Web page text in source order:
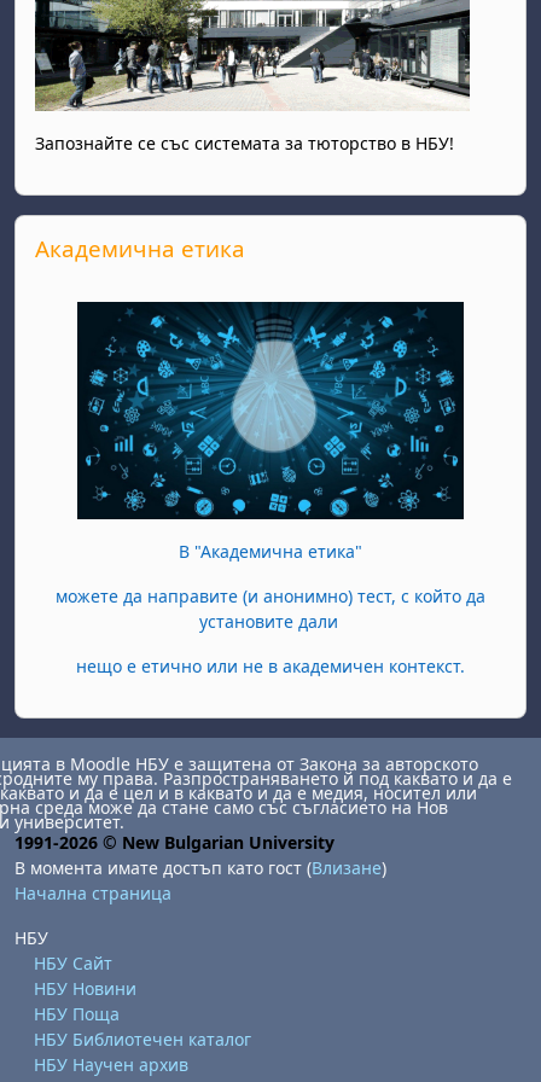
Запознайте се със системата за тюторство в НБУ!
Прескочи Академична етика
Академична етика
В "Академична етика"
можете да направите (и анонимно) тест, с който да
установите дали
нещо е етично или не в академичен контекст.
в Moodle НБУ е защитена от Закона за авторското
му права. Разпространяването й под каквато и да е
и да е цел и в каквато и да е медия, носител или
среда може да стане само със съгласието на Нов
университет.
1991-2026 © New Bulgarian University
В момента имате достъп като гост (Влизане)
Начална страница
НБУ
НБУ Сайт
НБУ Новини
НБУ Поща
НБУ Библиотечен каталог
НБУ Научен архив